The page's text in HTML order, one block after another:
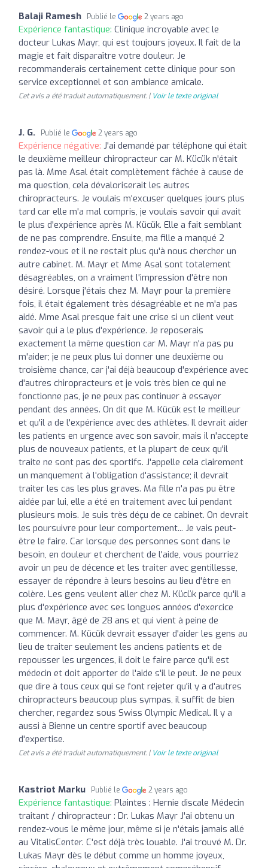
Balaji Ramesh Publié le 2 years ago
Expérience fantastique: Clinique incroyable avec le
docteur Lukas Mayr, qui est toujours joyeux. Il fait de la
magie et fait disparaître votre douleur. Je
recommanderais certainement cette clinique pour son
service exceptionnel et son ambiance amicale.
Cet avis a été traduit automatiquement. | Voir le texte original
J. G. Publié le 2 years ago
Expérience négative: J'ai demandé par téléphone qui était
le deuxième meilleur chiropracteur car M. Kücük n'était
pas là. Mme Asal était complètement fâchée à cause de
ma question, cela dévaloriserait les autres
chiropracteurs. Je voulais m'excuser quelques jours plus
tard car elle m'a mal compris, je voulais savoir qui avait
le plus d'expérience après M. Kücük. Elle a fait semblant
de ne pas comprendre. Ensuite, ma fille a manqué 2
rendez-vous et il ne restait plus qu'à nous chercher un
autre cabinet. M. Mayr et Mme Asal sont totalement
désagréables, on a vraiment l'impression d'être non
désiré. Lorsque j'étais chez M. Mayr pour la première
fois, il était également très désagréable et ne m'a pas
aidé. Mme Asal presque fait une crise si un client veut
savoir qui a le plus d'expérience. Je reposerais
exactement la même question car M. Mayr n'a pas pu
m'aider; je ne peux plus lui donner une deuxième ou
troisième chance, car j'ai déjà beaucoup d'expérience avec
d'autres chiropracteurs et je vois très bien ce qui ne
fonctionne pas, je ne peux pas continuer à essayer
pendant des années. On dit que M. Kücük est le meilleur
et qu'il a de l'expérience avec des athlètes. Il devrait aider
les patients en urgence avec son savoir, mais il n'accepte
plus de nouveaux patients, et la plupart de ceux qu'il
traite ne sont pas des sportifs. J'appelle cela clairement
un manquement à l'obligation d'assistance; il devrait
traiter les cas les plus graves. Ma fille n'a pas pu être
aidée par lui, elle a été en traitement avec lui pendant
plusieurs mois. Je suis très déçu de ce cabinet. On devrait
les poursuivre pour leur comportement... Je vais peut-
être le faire. Car lorsque des personnes sont dans le
besoin, en douleur et cherchent de l'aide, vous pourriez
avoir un peu de décence et les traiter avec gentillesse,
essayer de répondre à leurs besoins au lieu d'être en
colère. Les gens veulent aller chez M. Kücük parce qu'il a
plus d'expérience avec ses longues années d'exercice
que M. Mayr, âgé de 28 ans et qui vient à peine de
commencer. M. Kücük devrait essayer d'aider les gens au
lieu de traiter seulement les anciens patients et de
repousser les urgences, il doit le faire parce qu'il est
médecin et doit apporter de l'aide s'il le peut. Je ne peux
que dire à tous ceux qui se font rejeter qu'il y a d'autres
chiropracteurs beaucoup plus sympas, il suffit de bien
chercher, regardez sous Swiss Olympic Medical. Il y a
aussi à Bienne un centre sportif avec beaucoup
d'expertise.
Cet avis a été traduit automatiquement. | Voir le texte original
Kastriot Marku Publié le 2 years ago
Expérience fantastique: Plaintes : Hernie discale Médecin
traitant / chiropracteur : Dr. Lukas Mayr J'ai obtenu un
rendez-vous le même jour, même si je n'étais jamais allé
au VitalisCenter. C'est déjà très louable. J'ai trouvé M. Dr.
Lukas Mayr dès le début comme un homme joyeux,